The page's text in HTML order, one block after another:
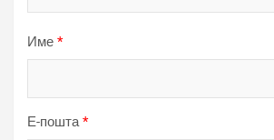
Име *
Е-пошта*